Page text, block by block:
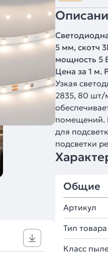
5 мм, скотч
мощность 5
Цена за 1 м.
Узкая
2835, 80 шт/
помещений.
для
подсветки
Общие
Артикул
Тип товара
Класс